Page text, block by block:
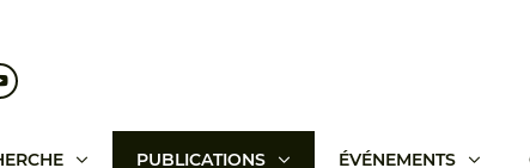
PUBLICATIONS ÉVÉNEMENTS